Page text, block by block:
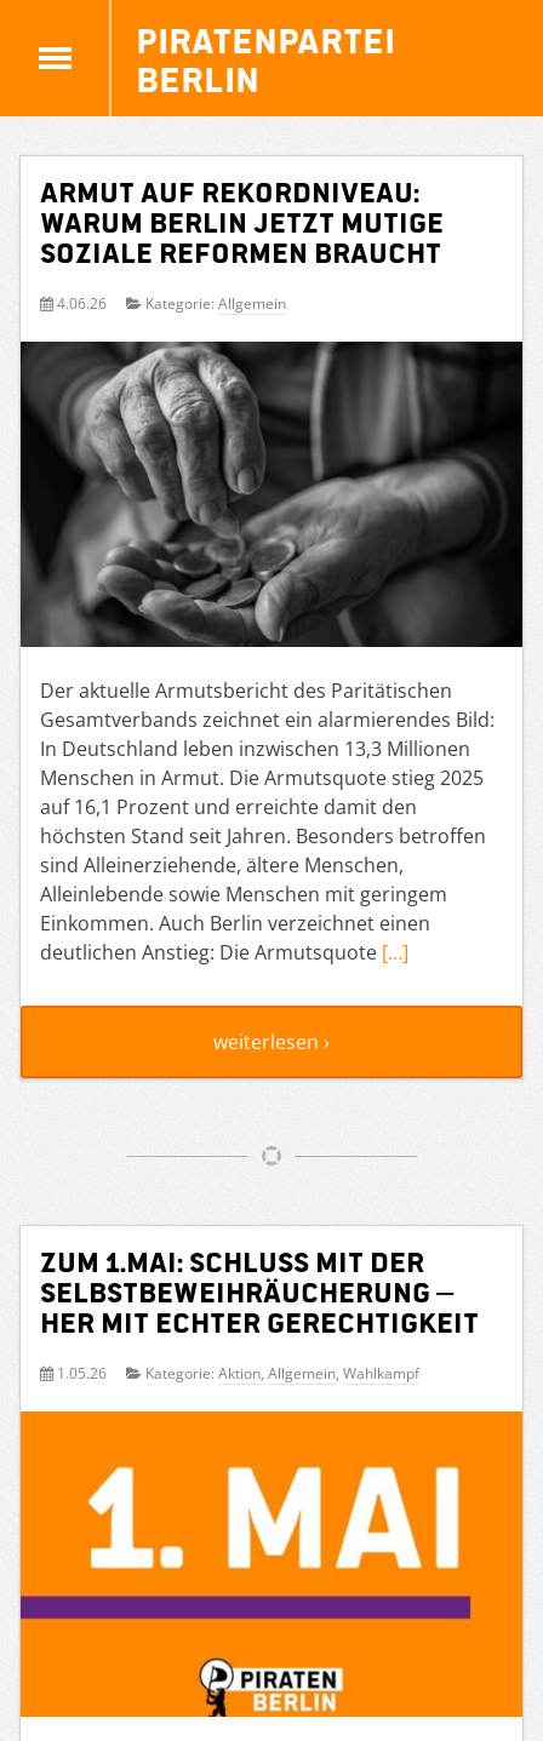
Piratenpartei
Berlin
Armut auf Rekordniveau:
Warum Berlin jetzt mutige
soziale Reformen braucht
4.06.26 Kategorie: Allgemein
Der aktuelle Armutsbericht des Paritätischen
Gesamtverbands zeichnet ein alarmierendes Bild:
In Deutschland leben inzwischen 13,3 Millionen
Menschen in Armut. Die Armutsquote stieg 2025
auf 16,1 Prozent und erreichte damit den
höchsten Stand seit Jahren. Besonders betroffen
sind Alleinerziehende, ältere Menschen,
Alleinlebende sowie Menschen mit geringem
Einkommen. Auch Berlin verzeichnet einen
deutlichen Anstieg: Die Armutsquote […]
weiterlesen ›
Zum 1.Mai: Schluss mit der
Selbstbeweihräucherung –
her mit echter Gerechtigkeit
1.05.26 Kategorie: Aktion, Allgemein, Wahlkampf